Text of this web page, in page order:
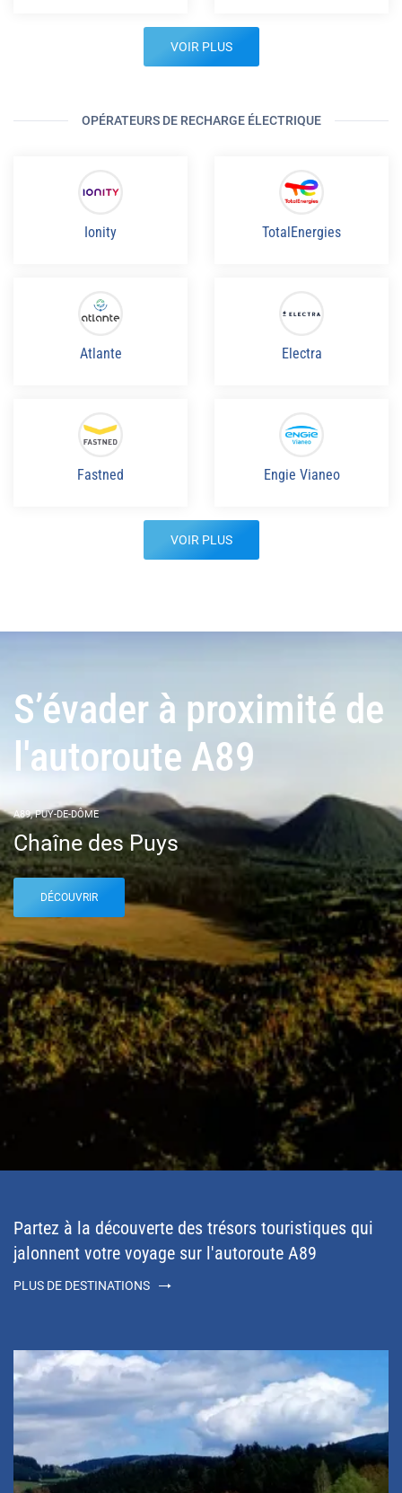
VOIR PLUS
OPÉRATEURS DE RECHARGE ÉLECTRIQUE
Ionity TotalEnergies
Atlante Electra
Fastned Engie Vianeo
VOIR PLUS
S’évader à proximité de
l'autoroute A89
A89, PUY-DE-DÔME
Chaîne des Puys
DÉCOUVRIR
Partez à la découverte des trésors touristiques qui
jalonnent votre voyage sur l'autoroute A89
PLUS DE DESTINATIONS